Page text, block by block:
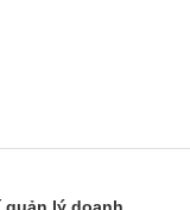
lý doanh